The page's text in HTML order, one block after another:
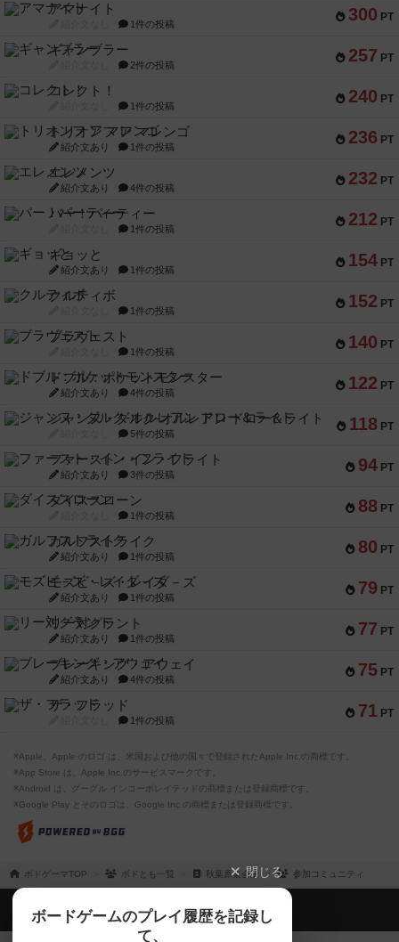
300 PT
アマナイト
1件の投稿
257 PT
ギャンブラー
2件の投稿
240 PT
コレクト！
1件の投稿
236 PT
トリオンフ ア マレンゴ
紹介文あり 1件の投稿
232 PT
エレメンツ
紹介文あり 4件の投稿
212 PT
バー！パーティー
1件の投稿
154 PT
ギョッと
紹介文あり 1件の投稿
152 PT
クルティボ
1件の投稿
140 PT
ブラヴェスト
1件の投稿
122 PT
ドブル：ポケットモンスター
紹介文あり 4件の投稿
118 PT
ジャンヌ・ダルク-オルレアン ドロー＆ライト
5件の投稿
94 PT
ファースト・イン・フライト
紹介文あり 3件の投稿
88 PT
ダイススローン
1件の投稿
80 PT
ガルフストライク
紹介文あり 1件の投稿
79 PT
モズビ－ズ・レイダ－ズ
紹介文あり 1件の投稿
77 PT
リー対グラント
紹介文あり 1件の投稿
75 PT
ブレーキング・アウェイ
紹介文あり 4件の投稿
71 PT
ザ・フラッド
1件の投稿
※Apple、Apple のロゴ は、米国および他の国々で登録されたApple Inc.の商標です。
※App Store は、Apple Inc.のサービスマークです。
※Android は、グーグル インコーポレイテッドの商標または登録商標です。
※Google Play とそのロゴは、Google Inc.の商標または登録商標です。
ボドゲーマTOP ボドとも一覧 秋葉原集会所 参加コミュニティ
閉じる
ボードゲームのプレイ履歴を記録し
て、
ボドゲーマTOP